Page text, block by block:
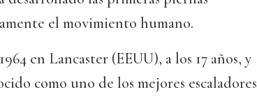
el movimiento humano.
en Lancaster (EEUU), a los 17 años, y
como uno de los mejores escaladores